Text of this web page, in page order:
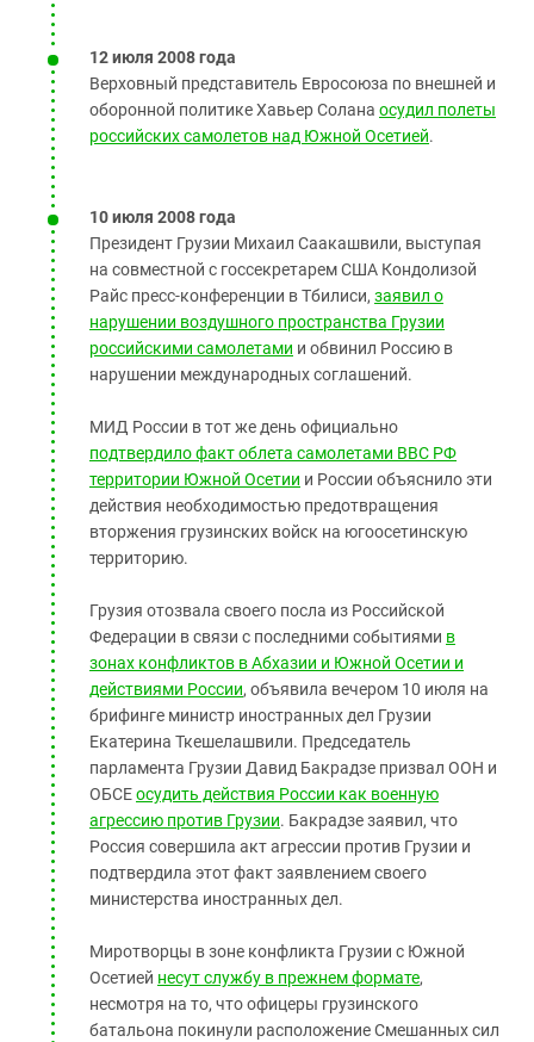
12 июля 2008 года
Верховный представитель Евросоюза по внешней и
оборонной политике Хавьер Солана осудил полеты
российских самолетов над Южной Осетией.
10 июля 2008 года
Президент Грузии Михаил Саакашвили, выступая
на совместной с госсекретарем США Кондолизой
Райс пресс-конференции в Тбилиси, заявил о
нарушении воздушного пространства Грузии
российскими самолетами и обвинил Россию в
нарушении международных соглашений.
МИД России в тот же день официально
подтвердило факт облета самолетами ВВС РФ
территории Южной Осетии и России объяснило эти
действия необходимостью предотвращения
вторжения грузинских войск на югоосетинскую
территорию.
Грузия отозвала своего посла из Российской
Федерации в связи с последними событиями в
зонах конфликтов в Абхазии и Южной Осетии и
действиями России, объявила вечером 10 июля на
брифинге министр иностранных дел Грузии
Екатерина Ткешелашвили. Председатель
парламента Грузии Давид Бакрадзе призвал ООН и
ОБСЕосудить действия России как военную
агрессию против Грузии. Бакрадзе заявил, что
Россия совершила акт агрессии против Грузии и
подтвердила этот факт заявлением своего
министерства иностранных дел.
Миротворцы в зоне конфликта Грузии с Южной
Осетией несут службу в прежнем формате,
несмотря на то, что офицеры грузинского
батальона покинули расположение Смешанных сил